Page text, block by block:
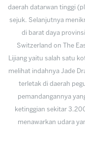
daerah datarwan tinggi
sejuk. Selanjutnya
di barat daya
Switzerland on The
Lijiang yaitu salah satu
melihat indahnya Jade
terletak di daerah
pemandangannya
ketinggian sekitar
menawarkan udara